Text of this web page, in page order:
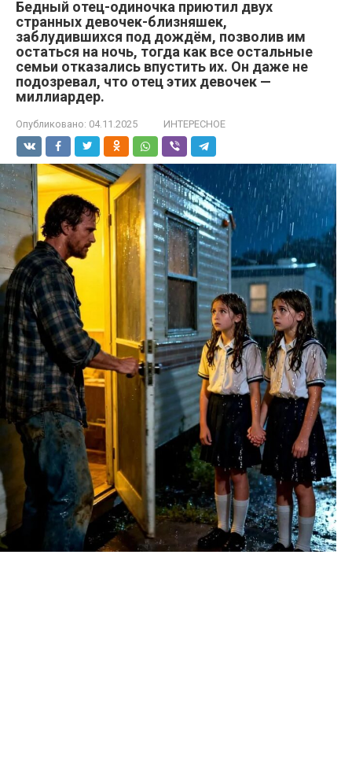
Бедный отец-одиночка приютил двух
странных девочек-близняшек,
заблудившихся под дождём, позволив им
остаться на ночь, тогда как все остальные
семьи отказались впустить их. Он даже не
подозревал, что отец этих девочек —
миллиардер.
Опубликовано: 04.11.2025 ИНТЕРЕСНОЕ